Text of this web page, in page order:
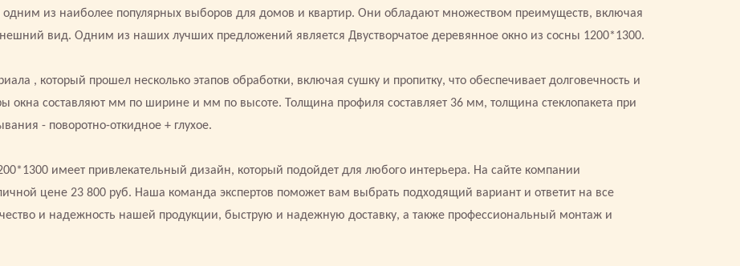
одним из наиболее популярных выборов для домов и квартир. Они обладают множеством преимуществ, включая
вид. Одним из наших лучших предложений является Двустворчатое деревянное окно из сосны 1200*1300.
, который прошел несколько этапов обработки, включая сушку и пропитку, что обеспечивает долговечность и
окна составляют мм по ширине и мм по высоте. Толщина профиля составляет 36 мм, толщина стеклопакета при
- поворотно-откидное + глухое.
имеет привлекательный дизайн, который подойдет для любого интерьера. На сайте компании
цене 23 800 руб. Наша команда экспертов поможет вам выбрать подходящий вариант и ответит на все
и надежность нашей продукции, быструю и надежную доставку, а также профессиональный монтаж и